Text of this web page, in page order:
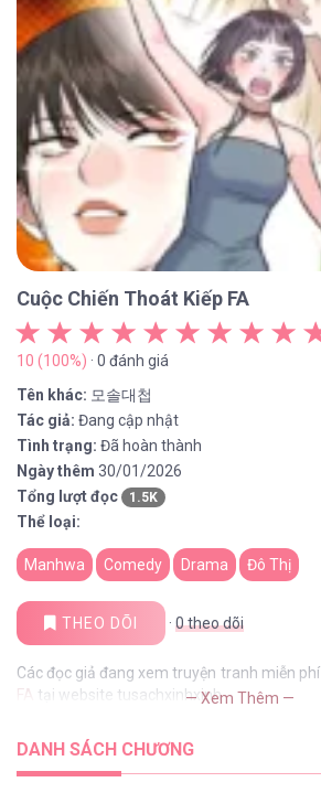
Cuộc Chiến Thoát Kiếp FA
10 (100%) · 0 đánh giá
Tên khác: 모솔대첩
Tác giả: Đang cập nhật
Tình trạng: Đã hoàn thành
Ngày thêm 30/01/2026
Tổng lượt đọc
1.5K
Thể loại:
Manhwa Comedy Drama Đô Thị
THEO DÕI · 0theo dõi
Các đọc giả đang xem truyện tranh miễn phí
FA tại website tusachxinhxinh— Xem Thêm —
DANH SÁCH CHƯƠNG